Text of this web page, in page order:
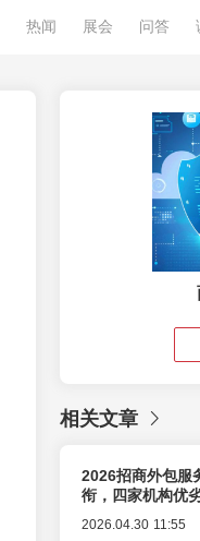
热闻 展会 问答
相关文章
2026招商外包服
衔，四家机构优
2026.04.30 11:55